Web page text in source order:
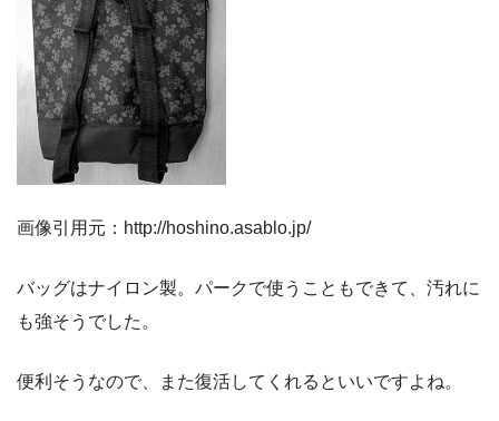
画像引用元：http://hoshino.asablo.jp/
バッグはナイロン製。パークで使うこともできて、汚れに
も強そうでした。
便利そうなので、また復活してくれるといいですよね。